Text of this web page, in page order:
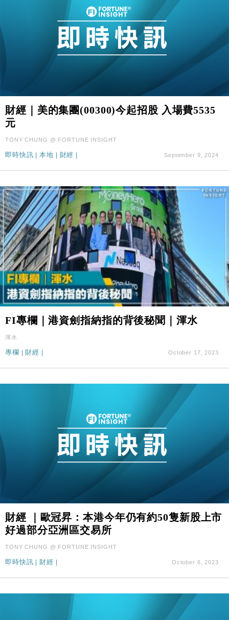
財經｜美的集團(00300)今起招股 入場費5535
元
TONY CHUNG @ FORTUNE INSIGHT
即時快訊 |本地 財經 September 9, 2024
FI專欄｜港資劍指納指的背後秘聞｜渾水
渾水
專欄 | 財經 | October 17, 2023
財經 ｜歐冠昇：本港今年仍有約50隻新股上市
好過部分亞洲區交易所
TONY CHUNG @ FORTUNE INSIGHT
即時快訊 | 財經 | October 6, 2023